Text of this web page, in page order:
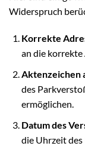
Widerspruch
Korrekte
an die korrekte
Aktenzeichen
des
ermöglichen.
Datum des
die Uhrzeit des